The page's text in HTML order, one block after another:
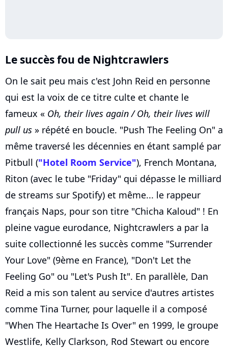
Le succès fou de Nightcrawlers
On le sait peu mais c'est John Reid en personne
qui est la voix de ce titre culte et chante le
fameux « Oh, their lives again / Oh, their lives will
pull us » répété en boucle. "Push The Feeling On" a
même traversé les décennies en étant samplé par
Pitbull ("Hotel Room Service"), French Montana,
Riton (avec le tube "Friday" qui dépasse le milliard
de streams sur Spotify) et même... le rappeur
français Naps, pour son titre "Chicha Kaloud" ! En
pleine vague eurodance, Nightcrawlers a par la
suite collectionné les succès comme "Surrender
Your Love" (9ème en France), "Don't Let the
Feeling Go" ou "Let's Push It". En parallèle, Dan
Reid a mis son talent au service d'autres artistes
comme Tina Turner, pour laquelle il a composé
"When The Heartache Is Over" en 1999, le groupe
Westlife, Kelly Clarkson, Rod Stewart ou encore